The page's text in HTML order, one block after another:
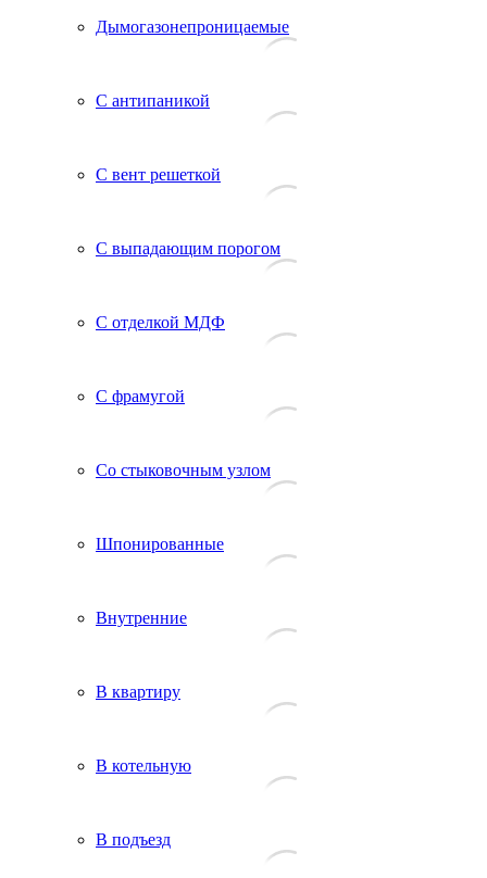
Дымогазонепроницаемые
С антипаникой
С вент решеткой
С выпадающим порогом
С отделкой МДФ
С фрамугой
Со стыковочным узлом
Шпонированные
Внутренние
В квартиру
В котельную
В подъезд